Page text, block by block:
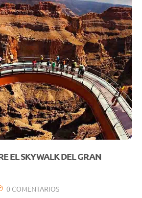
EL SKYWALK DEL GRAN
0 COMENTARIOS